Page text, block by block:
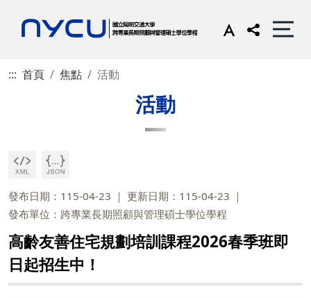
::: 首頁 焦點 活動
活動
發布日期：115-04-23
更新日期：115-04-23
發布單位：跨專業長期照顧與管理碩士學位學程
高齡友善住宅規劃培訓課程2026春季班即
日起招生中！